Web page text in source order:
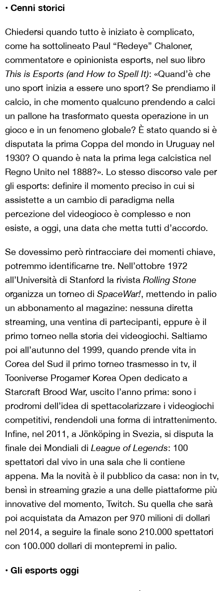
• Cenni storici
Chiedersi quando tutto è iniziato è complicato,
come ha sottolineato Paul “Redeye” Chaloner,
commentatore e opinionista esports, nel suo libro
This is Esports (and How to Spell It): «Quand’è che
uno sport inizia a essere uno sport? Se prendiamo il
calcio, in che momento qualcuno prendendo a calci
un pallone ha trasformato questa operazione in un
gioco e in un fenomeno globale? È stato quando si è
disputata la prima Coppa del mondo in Uruguay nel
1930? O quando è nata la prima lega calcistica nel
Regno Unito nel 1888?». Lo stesso discorso vale per
gli esports: definire il momento preciso in cui si
assistette a un cambio di paradigma nella
percezione del videogioco è complesso e non
esiste, a oggi, una data che metta tutti d’accordo.
Se dovessimo però rintracciare dei momenti chiave,
potremmo identificarne tre. Nell’ottobre 1972
all’Università di Stanford la rivista Rolling Stone
organizza un torneo di SpaceWar!, mettendo in palio
un abbonamento al magazine: nessuna diretta
streaming, una ventina di partecipanti, eppure è il
primo torneo nella storia dei videogiochi. Saltiamo
poi all’autunno del 1999, quando prende vita in
Corea del Sud il primo torneo trasmesso in tv, il
Tooniverse Progamer Korea Open dedicato a
Starcraft Brood War, uscito l’anno prima: sono i
prodromi dell’idea di spettacolarizzare i videogiochi
competitivi, rendendoli una forma di intrattenimento.
Infine, nel 2011, a Jönköping in Svezia, si disputa la
finale dei Mondiali di League of Legends: 100
spettatori dal vivo in una sala che li contiene
appena. Ma la novità è il pubblico da casa: non in tv,
bensì in streaming grazie a una delle piattaforme più
innovative del momento, Twitch. Su quella che sarà
poi acquistata da Amazon per 970 milioni di dollari
nel 2014, a seguire la finale sono 210.000 spettatori
con 100.000 dollari di montepremi in palio.
• Gli esports oggi